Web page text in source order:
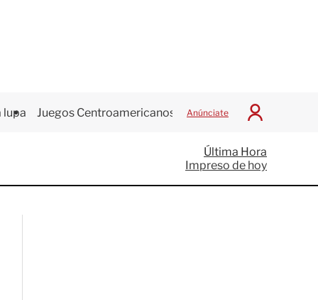
lupa Juegos Centroamericanos Anúnciate
I
c
i
a
Última Hora
Impreso de hoy